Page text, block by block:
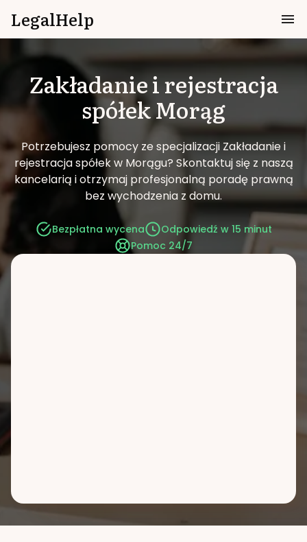
LegalHelp
Zakładanie i rejestracja
spółekMorąg
Potrzebujesz pomocy ze specjalizacji Zakładanie i
rejestracja spółek w Morągu? Skontaktuj się z naszą
kancelarią i otrzymaj profesjonalną poradę prawną
bez wychodzenia z domu.
Bezpłatna wycena
Odpowiedź w 15 minut
Pomoc 24/7